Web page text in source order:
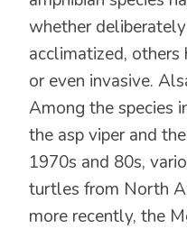
whether
acclimatized, others
or even invasive.
Among the species
the asp viper and
1970s and 80s,
turtles from North
more recently, the